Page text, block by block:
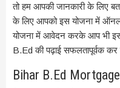
तो हम आपकी जानकारी के लिए
के लिए आपको इस योजना में
योजना में आवेदन करके आप भी
B.Ed की पढ़ाई सफलतापूर्वक
Bihar B.Ed